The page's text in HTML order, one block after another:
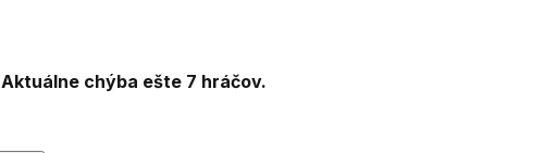
Aktuálne chýba ešte 7 hráčov.